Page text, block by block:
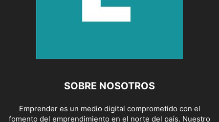
SOBRE NOSOTROS
Emprender es un medio digital comprometido con el
fomento del emprendimiento en el norte del país. Nuestro